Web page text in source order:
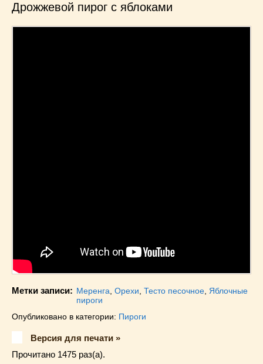
Дрожжевой пирог с яблоками
Метки записи: Меренга Орехи Тесто песочное Яблочные
пироги
Опубликовано в категории: Пироги
Версия для печати »
Прочитано 1475 раз(a).